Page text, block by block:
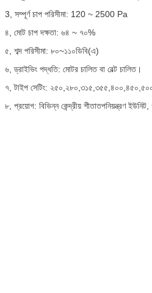
3, সম্পূর্ণ চাপ পরিসীমা: 120 ~ 2500 Pa
৪, মোট চাপ দক্ষতা: ৬৪ ~ ৭০%
৫, শব্দ পরিসীমা: ৮০~১১০ডিবি(এ)
৬, ড্রাইভিং পদ্ধতি: মোটর চালিত বা বেল্ট চালিত।
৭, টাইপ সেটিং:
৮, প্রয়োগ: বিভিন্ন কেন্দ্রীয় শীতাতপনিয়ন্ত্রণ